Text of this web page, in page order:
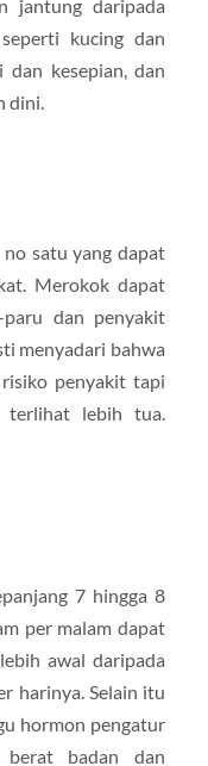
jantung daripada
kucing dan
dan kesepian, dan
dini.
satu yang dapat
Merokok dapat
paru dan penyakit
menyadari bahwa
penyakit tapi
terlihat lebih tua.
7 hingga 8
per malam dapat
awal daripada
harinya. Selain itu
hormon pengatur
berat badan dan